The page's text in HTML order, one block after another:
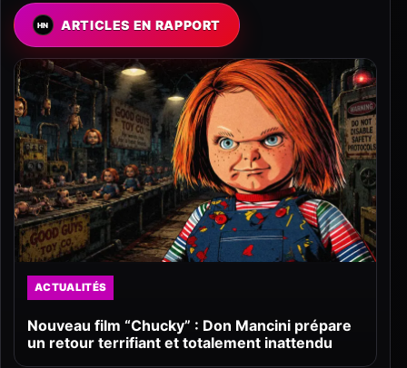
ARTICLES EN RAPPORT
ACTUALITÉS
Nouveau film “Chucky” : Don Mancini prépare
un retour terrifiant et totalement inattendu